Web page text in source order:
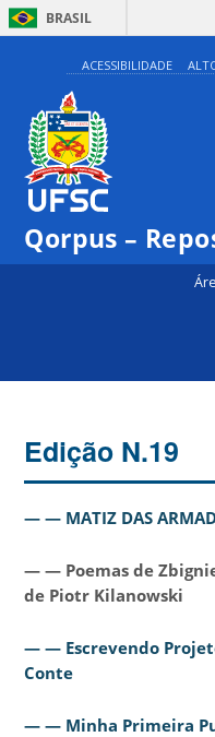
BRASIL
ACESSIBILIDADE
Qorpus –
Edição N.19
— — MATIZ DAS
— — Poemas de
de Piotr Kilanowski
— — Escrevendo
Conte
— — Minha Primeira